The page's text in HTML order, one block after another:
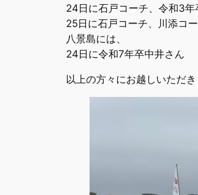
24日に石戸コーチ、令和3年
25日に石戸コーチ、川添コ
八景島には、
24日に令和7年卒中井さん
以上の方々にお越しいただ